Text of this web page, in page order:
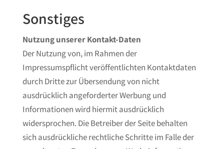
Sonstiges
Nutzung unserer Kontakt-Daten
Der Nutzung von, im Rahmen der
Impressumspflicht veröffentlichten Kontaktdaten
durch Dritte zur Übersendung von nicht
ausdrücklich angeforderter Werbung und
Informationen wird hiermit ausdrücklich
widersprochen. Die Betreiber der Seite behalten
sich ausdrückliche rechtliche Schritte im Falle der